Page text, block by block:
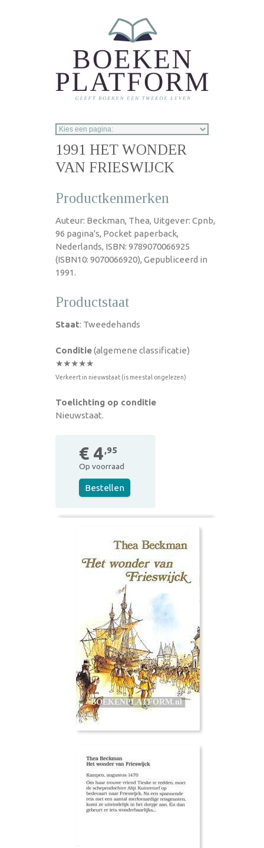
1991 HET WONDER
VAN FRIESWIJCK
Productkenmerken
Auteur: Beckman, Thea, Uitgever: Cpnb,
96 pagina's, Pocket paperback,
Nederlands, ISBN: 9789070066925
(ISBN10: 9070066920), Gepubliceerd in
1991.
Productstaat
Staat: Tweedehands
Conditie(algemene classificatie)
★★★★★
Verkeert in nieuwstaat (is meestal ongelezen)
Toelichting op conditie
Nieuwstaat.
€ 4,95
Op voorraad
Bestellen